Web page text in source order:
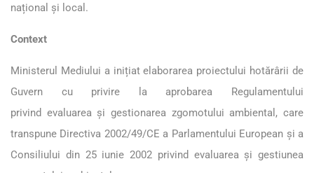
național și local.
Context
Ministerul Mediului a inițiat elaborarea proiectului hotărârii de
Guvern cu privire la aprobarea Regulamentului
privind evaluarea și gestionarea zgomotului ambiental, care
transpune Directiva 2002/49/CE a Parlamentului European și a
Consiliului din 25 iunie 2002 privind evaluarea și gestiunea